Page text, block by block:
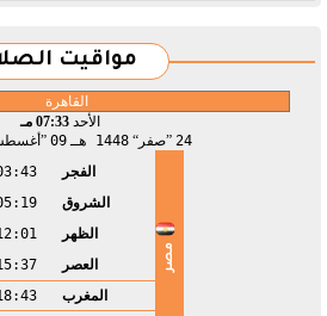
مواقيت
الأحد07:33 مـ
24
صفر 1448 هـ 09
مصر
الفجر
الشروق
الظهر
العصر
المغرب